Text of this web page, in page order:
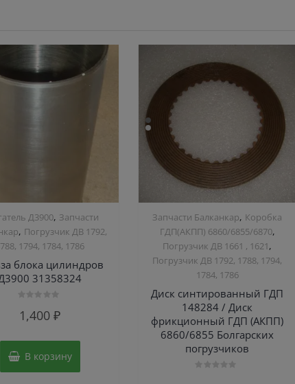
Д3900, Запчасти
, Погрузчик ДВ 1792,
1794, 1784, 1786
блока цилиндров
31358324
0
из
1,400₽
В корзину
Запчасти Балканкар, Коробка
ГДП(АКПП) 6860/6855/6870,
Погрузчик ДВ 1661 , 1621,
Погрузчик ДВ 1792, 1788, 1794,
1784, 1786
Диск синтированный ГДП
148284 / Диск
фрикционный ГДП (АКПП)
6860/6855 Болгарских
погрузчиков